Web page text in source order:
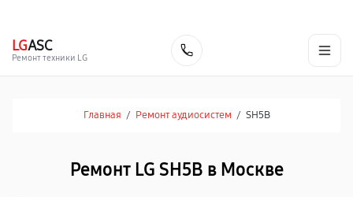
LGASC
Ремонт техники LG
Главная / Ремонт аудиосистем / SH5B
Ремонт LG SH5B в Москве